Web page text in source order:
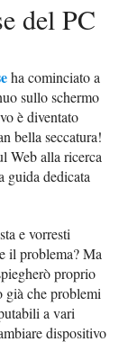
del PC
ha cominciato a
sullo schermo
è diventato
bella seccatura!
Web alla ricerca
guida dedicata
e vorresti
il problema? Ma
proprio
già che problemi
a vari
dispositivo